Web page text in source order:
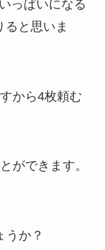
っぱいになる
と思いま
から4枚頼む
ができます。
うか？